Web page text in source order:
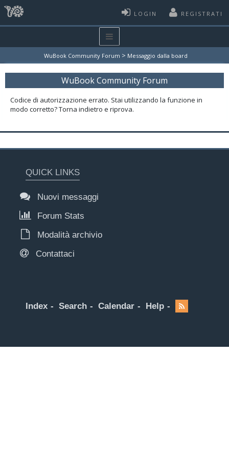
LOGIN REGISTRATI
WuBook Community Forum > Messaggio dalla board
WuBook Community Forum
Codice di autorizzazione errato. Stai utilizzando la funzione in
modo corretto? Torna indietro e riprova.
QUICK LINKS
Nuovi messaggi
Forum Stats
Modalità archivio
Contattaci
Index Search Calendar Help